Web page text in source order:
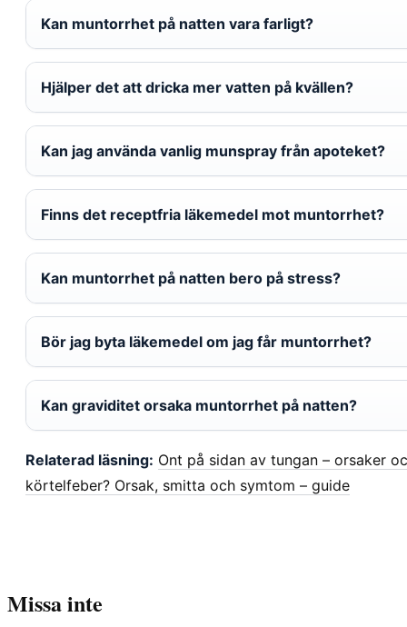
Kan muntorrhet på natten vara farligt?
Hjälper det att dricka mer vatten på kvällen?
Kan jag använda vanlig munspray från apoteket?
Finns det receptfria läkemedel mot muntorrhet?
Kan muntorrhet på natten bero på stress?
Bör jag byta läkemedel om jag får muntorrhet?
Kan graviditet orsaka muntorrhet på natten?
Relaterad läsning: Ont på sidan av tungan – orsaker
körtelfeber? Orsak, smitta och symtom – guide
Missa inte